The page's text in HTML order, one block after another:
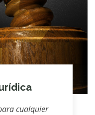
cualquier